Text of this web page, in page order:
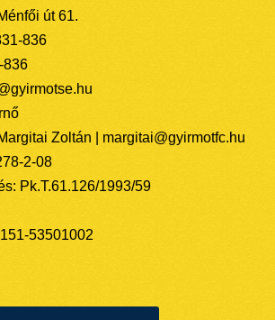
út 61.
836
836
Zoltán | margitai@gyirmotfc.hu
2-08
Pk.T.61.126/1993/59
53501002